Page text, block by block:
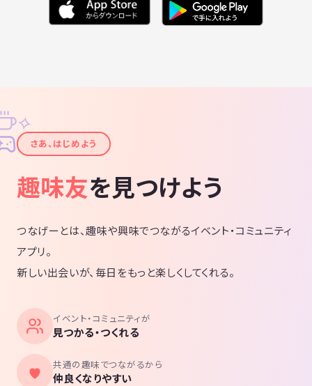
✦
✧
さあ、はじめよう
趣味友を見つけよう
つなげーとは、趣味や興味でつながるイベント・コミュニティ
アプリ。
新しい出会いが、毎日をもっと楽しくしてくれる。
イベント・コミュニティが
見つかる・つくれる
共通の趣味でつながるから
仲良くなりやすい